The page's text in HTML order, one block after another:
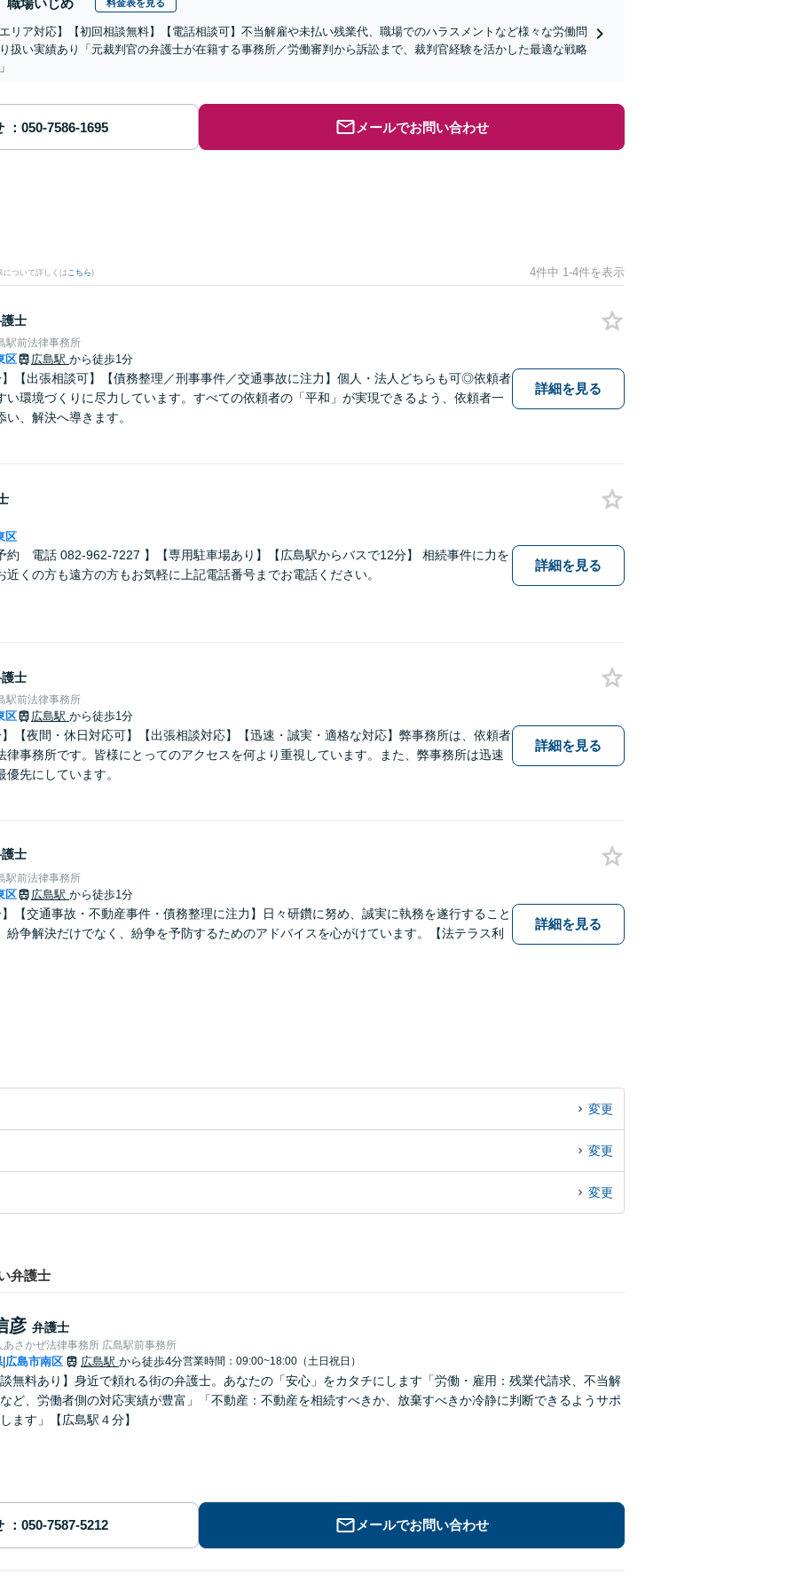
料金表を見る
リア対応】【初回相談無料】【電話相談可】不当解雇や未払い残業代、職場でのハラスメントなど様々な労働問
扱い実績あり「元裁判官の弁護士が在籍する事務所／労働審判から訴訟まで、裁判官経験を活かした最適な戦略
メールでお問い合わせ
について詳しくは こちら) 4件中 1-4件を表示
士
駅前法律事務所
区 広島駅 から徒歩1分
【出張相談可】【債務整理／刑事事件／交通事故に注力】個人・法人どちらも可◎依頼者
い環境づくりに尽力しています。すべての依頼者の「平和」が実現できるよう、依頼者一
、解決へ導きます。
詳細を見る
区
約 電話 082-962-7227 】【専用駐車場あり】【広島駅からバスで12分】 相続事件に力を
近くの方も遠方の方もお気軽に上記電話番号までお電話ください。
詳細を見る
士
駅前法律事務所
区 広島駅 から徒歩1分
【夜間・休日対応可】【出張相談対応】【迅速・誠実・適格な対応】弊事務所は、依頼者
律事務所です。皆様にとってのアクセスを何より重視しています。また、弊事務所は迅速
先にしています。
詳細を見る
士
駅前法律事務所
区 広島駅 から徒歩1分
【交通事故・不動産事件・債務整理に注力】日々研鑽に努め、誠実に執務を遂行すること
紛争解決だけでなく、紛争を予防するためのアドバイスを心がけています。【法テラス利
詳細を見る
変更
変更
変更
弁護士
彦 弁護士
あさかぜ法律事務所 広島駅前事務所
| 広島市南区 広島駅 から徒歩4分営業時間：09:00~18:00（土日祝日）
無料あり】身近で頼れる街の弁護士。あなたの「安心」をカタチにします「労働・雇用：残業代請求、不当解
ど、労働者側の対応実績が豊富」「不動産：不動産を相続すべきか、放棄すべきか冷静に判断できるようサポ
ます」【広島駅４分】
メールでお問い合わせ